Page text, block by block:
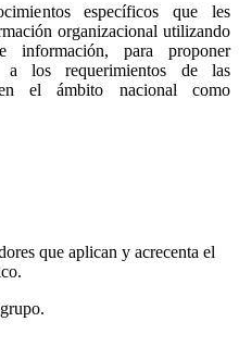
específicos que les
organizacional utilizando
información, para proponer
a los requerimientos de las
el ámbito nacional como
que aplican y acrecenta el